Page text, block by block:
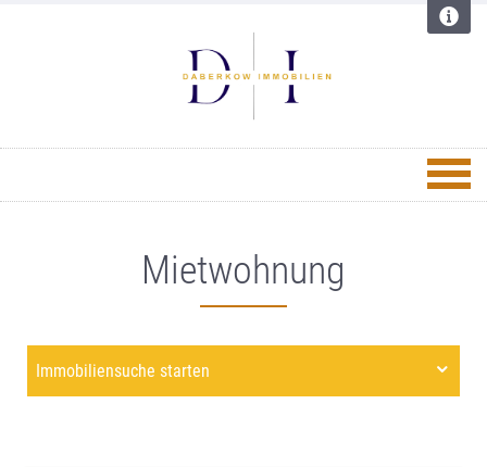
Mietwohnung
Immobiliensuche starten